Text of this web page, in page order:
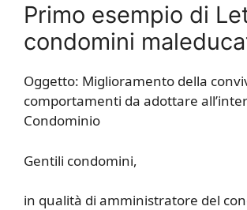
Primo esempio di
condomini
Oggetto: Miglioramento della
comportamenti da adottare
Condominio
Gentili condomini,
in qualità di amministratore del